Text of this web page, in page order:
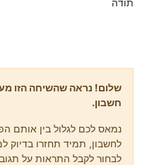
תודה
שלום! נראה שהשיחה הזו
חשבון.
נמאס לכם לגלול בין אותם
לחשבון, תמיד תחזרו בדיוק
לבחור לקבל התראות על